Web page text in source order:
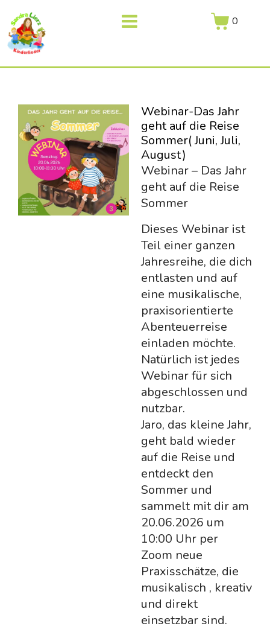
0
Webinar-Das Jahr
geht auf die Reise
Sommer( Juni, Juli,
August)
Webinar – Das Jahr
geht auf die Reise
Sommer
Dieses Webinar ist
Teil einer ganzen
Jahresreihe, die dich
entlasten und auf
eine musikalische,
praxisorientierte
Abenteuerreise
einladen möchte.
Natürlich ist jedes
Webinar für sich
abgeschlossen und
nutzbar.
Jaro, das kleine Jahr,
geht bald wieder
auf die Reise und
entdeckt den
Sommer und
sammelt mit dir am
20.06.2026 um
10:00 Uhr per
Zoom neue
Praxisschätze, die
musikalisch , kreativ
und direkt
einsetzbar sind.